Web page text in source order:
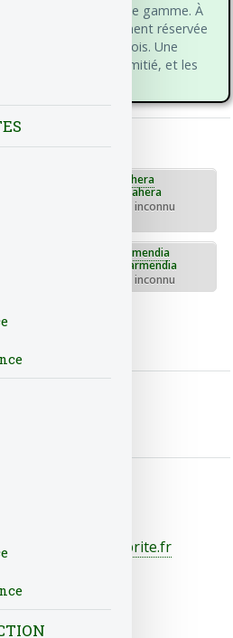
un restaurant haut de gamme. À
que la table initialement réservée
une table à trois. Une
à l’épreuve l’amitié, et les
groupe d’amis.
Luis Zahera
Rôle : - rôle inconnu
Nerea Garmendia
Rôle : - rôle inconnu
...
Design : cinecelebrite.fr